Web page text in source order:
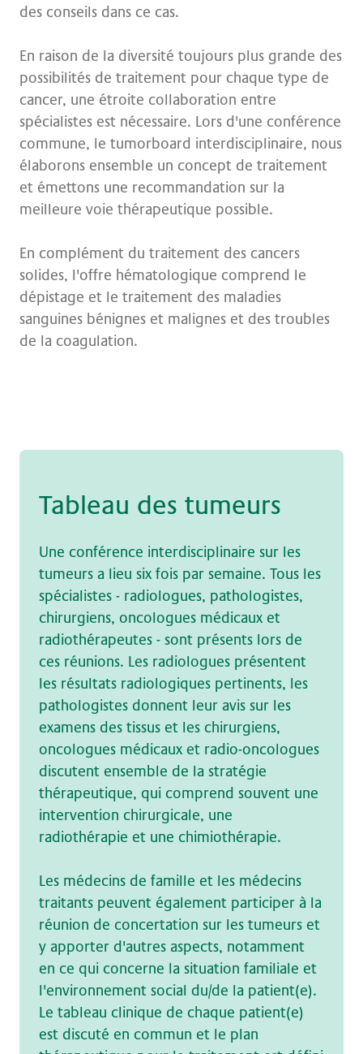
des conseils dans ce cas.
En raison de la diversité toujours plus grande des
possibilités de traitement pour chaque type de
cancer, une étroite collaboration entre
spécialistes est nécessaire. Lors d'une conférence
commune, le tumorboard interdisciplinaire, nous
élaborons ensemble un concept de traitement
et émettons une recommandation sur la
meilleure voie thérapeutique possible.
En complément du traitement des cancers
solides, l'offre hématologique comprend le
dépistage et le traitement des maladies
sanguines bénignes et malignes et des troubles
de la coagulation.
Ta­bleau des tu­meu­rs
Une conférence interdisciplinaire sur les
tumeurs a lieu six fois par semaine. Tous les
spécialistes - radiologues, pathologistes,
chirurgiens, oncologues médicaux et
radiothérapeutes - sont présents lors de
ces réunions. Les radiologues présentent
les résultats radiologiques pertinents, les
pathologistes donnent leur avis sur les
examens des tissus et les chirurgiens,
oncologues médicaux et radio-oncologues
discutent ensemble de la stratégie
thérapeutique, qui comprend souvent une
intervention chirurgicale, une
radiothérapie et une chimiothérapie.
Les médecins de famille et les médecins
traitants peuvent également participer à la
réunion de concertation sur les tumeurs et
y apporter d'autres aspects, notamment
en ce qui concerne la situation familiale et
l'environnement social du/de la patient(e).
Le tableau clinique de chaque patient(e)
est discuté en commun et le plan